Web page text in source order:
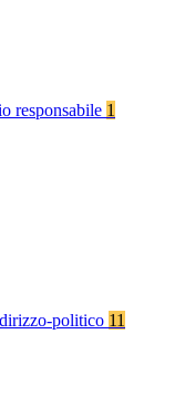
responsabile 1
politico 11